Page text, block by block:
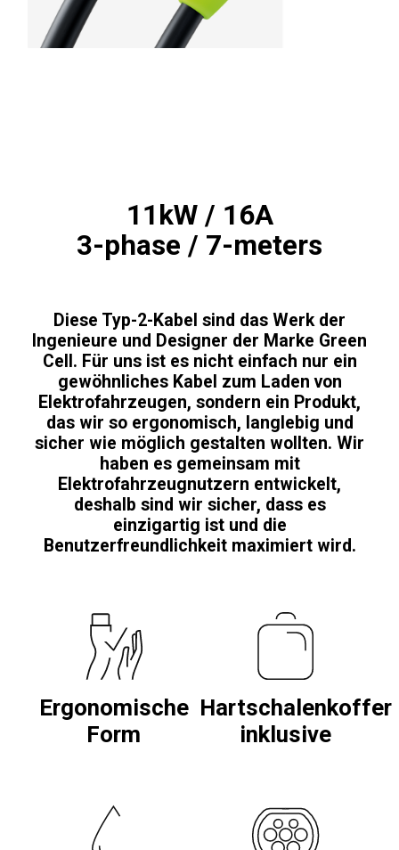
11kW / 16A
3-phase / 7-meters
Diese Typ-2-Kabel sind das Werk der
Ingenieure und Designer der Marke Green
Cell. Für uns ist es nicht einfach nur ein
gewöhnliches Kabel zum Laden von
Elektrofahrzeugen, sondern ein Produkt,
das wir so ergonomisch, langlebig und
sicher wie möglich gestalten wollten. Wir
haben es gemeinsam mit
Elektrofahrzeugnutzern entwickelt,
deshalb sind wir sicher, dass es
einzigartig ist und die
Benutzerfreundlichkeit maximiert wird.
Ergonomische
Form
Hartschalenkoffer
inklusive